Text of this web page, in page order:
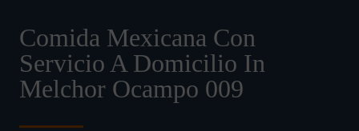
Comida Mexicana Con
Servicio A Domicilio In
Melchor Ocampo 009